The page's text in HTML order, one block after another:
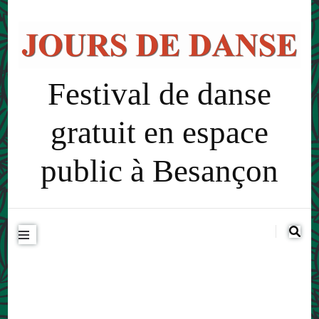
Festival de danse
gratuit en espace
public à Besançon